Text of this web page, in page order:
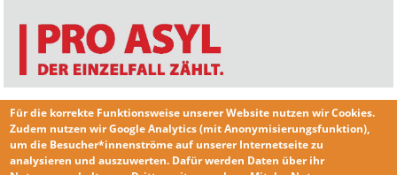
Für die korrekte Funktionsweise unserer Website nutzen wirCookies.
Zudem nutzen wirGoogle Analytics(mit Anonymisierungsfunktion),
um die Besucher*innenströme auf unserer Internetseite zu
analysieren und auszuwerten. Dafür werden Daten über ihr